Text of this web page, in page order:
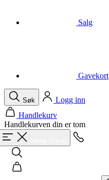
Salg
Gavekort
Søk
Logg inn
Handlekurv
Handlekurven din er tom